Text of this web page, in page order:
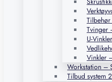
Tvinger
U-
Vinkler
Workstation –
Tilbud system